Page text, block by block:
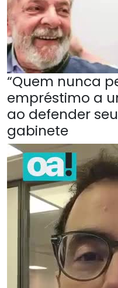
“Quem nunca
empréstimo a
ao defender
gabinete